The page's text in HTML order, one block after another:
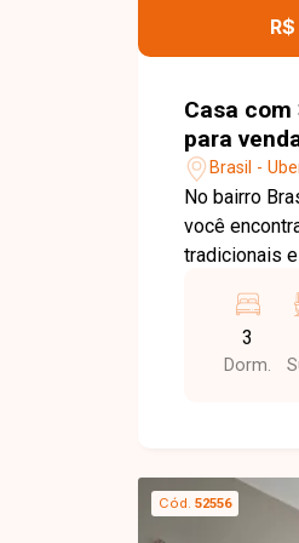
bairro Santa
desta casa.
Casa
para
Brasil -
No bairro
você
tradicionais
acesso ao
avenidas,
250 m² de
de 500 m²,
3
Dorm.
Cód. 52556